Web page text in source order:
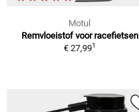
Motul
Remvloeistof voor racefietsen
€ 27,991